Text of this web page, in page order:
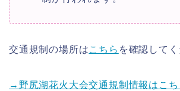
交通規制の場所はこちら を確認してく
→野尻湖花火大会交通規制情報はこち